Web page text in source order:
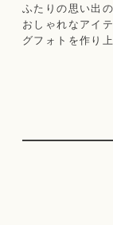
ふたりの思い出
おしゃれなアイ
グフォトを作り